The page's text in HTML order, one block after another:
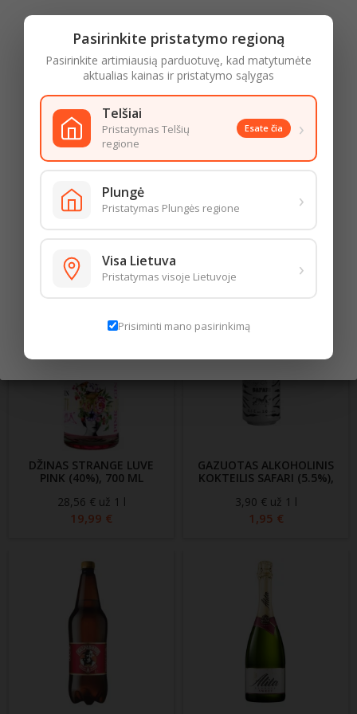
PUTOJANTIS SAUSAS
6,85 €
SPIRITINIS GĖRIMAS
DŽINAS STRANGE LUVE
PINK (40%), 700 ML
Kaina
28,56 € už 1 l
19,99 €
GAZUOTAS ALKOHOLINIS
KOKTEILIS SAFARI (5.5%),
Kaina
3,90 € už 1 l
1,95 €
Amžiaus patvirtinimas
Norėdami patekti į šią prekių kategoriją, patvirtinkite, kad esate
20 metų ar vyresnis
Mėnuo
Pasirinkite pristatymo regioną
Pasirinkite artimiausią parduotuvę, kad matytumėte
aktualias kainas ir pristatymo sąlygas
Telšiai
Pristatymas Telšių
regione
Esate čia ›
Plungė
Pristatymas Plungės regione ›
Visa Lietuva
Pristatymas visoje Lietuvoje ›
Prisiminti mano pasirinkimą